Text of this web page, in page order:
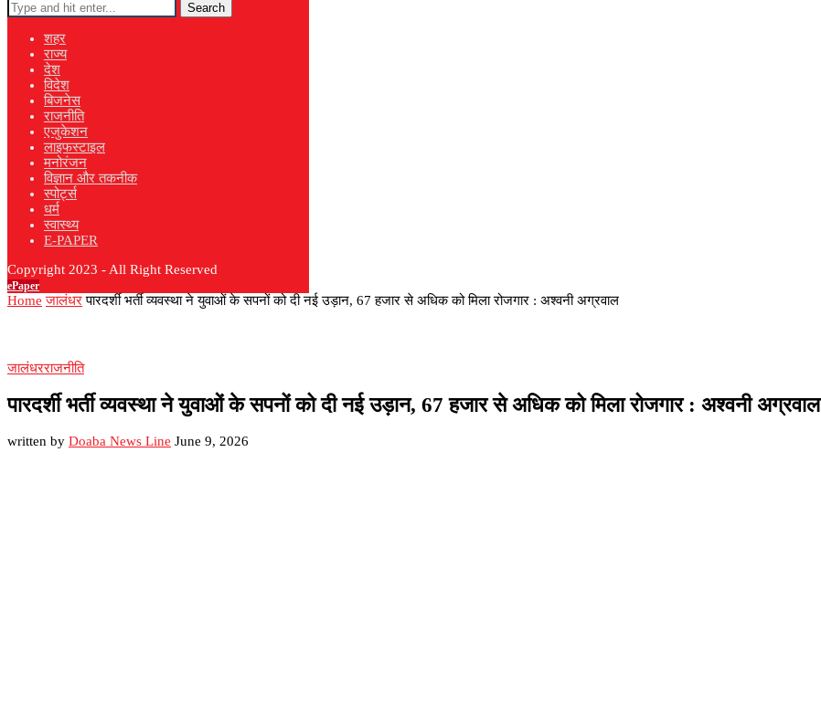
Search
शहर
राज्य
देश
विदेश
बिजनेस
राजनीति
एजुकेशन
लाइफस्टाइल
मनोरंजन
विज्ञान और तकनीक
स्पोर्ट्स
धर्म
स्वास्थ्य
E-PAPER
Copyright 2023 - All Right Reserved
ePaper
Home जालंधर पारदर्शी भर्ती व्यवस्था ने युवाओं के सपनों को दी नई उड़ान, 67 हजार से अधिक को मिला रोजगार : अश्वनी अग्रवाल
जालंधरराजनीति
पारदर्शी भर्ती व्यवस्था ने युवाओं के सपनों को दी नई उड़ान, 67 हजार से अधिक को मिला रोजगार : अश्वनी अग्रवाल
written by Doaba News Line June 9, 2026